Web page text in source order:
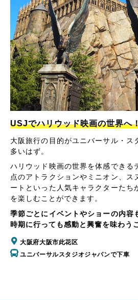
USJでハリウッド映画の世界へ
大阪旅行の目的がユニバーサル・ス
多いはず。
ハリウッド映画の世界を体感できる
点のアトラクションやミニオン、ス
ートといった人気キャラクターたち
を楽しむことができます。
季節ごとにイベントやショーの内容
時期に行っても感動と興奮を味わう
大阪府大阪市此花区
ユニバーサルスタジオジャパンで下車